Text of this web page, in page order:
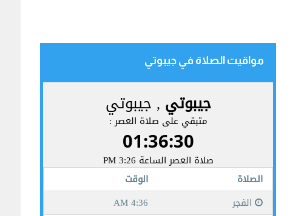
مواقيت الصلاة في جيبوتي‎